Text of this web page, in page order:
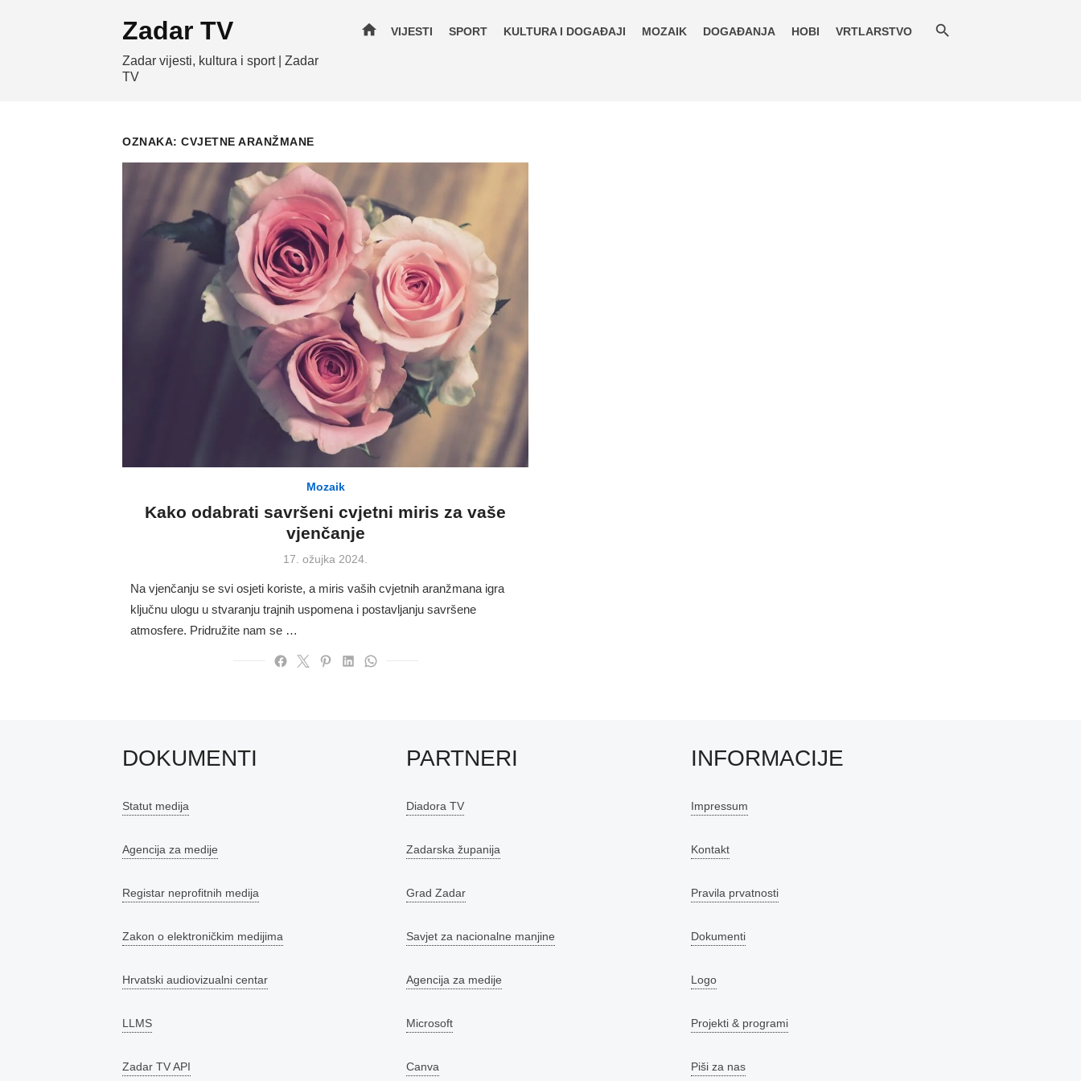
Zadar TV
Zadar vijesti, kultura i sport | Zadar
TV
home VIJESTI SPORT KULTURA I DOGAĐAJI MOZAIK DOGAĐANJA HOBI VRTLARSTVO
OZNAKA: CVJETNE ARANŽMANE
Mozaik
Kako odabrati savršeni cvjetni miris za vaše
vjenčanje
Posted
17. ožujka 2024.
Na vjenčanju se svi osjeti koriste, a miris vaših cvjetnih aranžmana igra
ključnu ulogu u stvaranju trajnih uspomena i postavljanju savršene
atmosfere. Pridružite nam se …
DOKUMENTI
Statut medija
Agencija za medije
Registar neprofitnih medija
Zakon o elektroničkim medijima
Hrvatski audiovizualni centar
LLMS
Zadar TV API
PARTNERI
Diadora TV
Zadarska županija
Grad Zadar
Savjet za nacionalne manjine
Agencija za medije
Microsoft
Canva
INFORMACIJE
Impressum
Kontakt
Pravila prvatnosti
Dokumenti
Logo
Projekti & programi
Piši za nas